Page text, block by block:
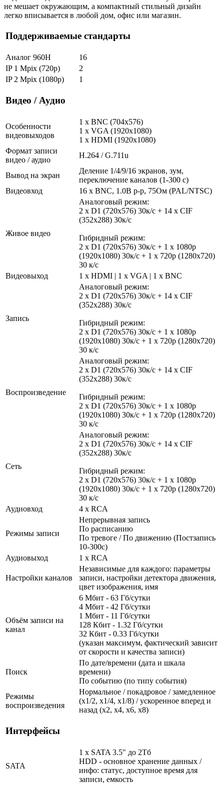
не мешает окружающим, а компактный стильный дизайн
легко вписывается в любой дом, офис или магазин.
Поддерживаемые стандарты
Аналог 960H
16
IP 1 Mpix (720p)
2
IP 2 Mpix (1080p)
1
Видео / Аудио
Особенности
видеовыходов
1 x BNC (704x576)
1 x VGA (1920x1080)
1 x HDMI (1920x1080)
Формат записи
видео / аудио
H.264 / G.711u
Вывод на экран
Деление 1/4/9/16 экранов, зум,
переключение каналов (1-300 с)
Видеовход
16 x BNC, 1.0В p-p, 75Ом (PAL/NTSC)
Живое видео
Аналоговый режим:
2 х D1 (720x576) 30к/с + 14 х CIF
(352x288) 30к/с
Гибридный режим:
2 x D1 (720x576) 30к/с + 1 х 1080p
(1920x1080) 30к/c + 1 x 720p (1280x720)
30 к/с
Видеовыход
1 x HDMI | 1 x VGA | 1 x BNC
Запись
Аналоговый режим:
2 х D1 (720x576) 30к/с + 14 х CIF
(352x288) 30к/с
Гибридный режим:
2 x D1 (720x576) 30к/с + 1 х 1080p
(1920x1080) 30к/c + 1 x 720p (1280x720)
30 к/с
Воспроизведение
Аналоговый режим:
2 х D1 (720x576) 30к/с + 14 х CIF
(352x288) 30к/с
Гибридный режим:
2 x D1 (720x576) 30к/с + 1 х 1080p
(1920x1080) 30к/c + 1 x 720p (1280x720)
30 к/с
Сеть
Аналоговый режим:
2 х D1 (720x576) 30к/с + 14 х CIF
(352x288) 30к/с
Гибридный режим:
2 x D1 (720x576) 30к/с + 1 х 1080p
(1920x1080) 30к/c + 1 x 720p (1280x720)
30 к/с
Аудиовход
4 x RCA
Режимы записи
Непрерывная запись
По расписанию
По тревоге / По движению (Постзапись
10-300с)
Аудиовыход
1 x RCA
Настройки каналов
Независимые для каждого: параметры
записи, настройки детектора движения,
цвет изображения, имя
Объём записи на
канал
6 Мбит - 63 Гб/сутки
4 Мбит - 42 Гб/сутки
1 Мбит - 11 Гб/сутки
128 Кбит - 1.32 Гб/сутки
32 Кбит - 0.33 Гб/сутки
(указан максимум, фактический зависит
от скорости и качества записи)
Поиск
По дате/времени (дата и шкала
времени)
По событию (по типу события)
Режимы
воспроизведения
Нормальное / покадровое / замедленное
(х1/2, х1/4, х1/8) / ускоренное вперед и
назад (х2, х4, х6, х8)
Интерфейсы
SATA
1 x SATA 3.5" до 2Тб
HDD - основное хранение данных /
инфо: статус, доступное время для
записи, емкость